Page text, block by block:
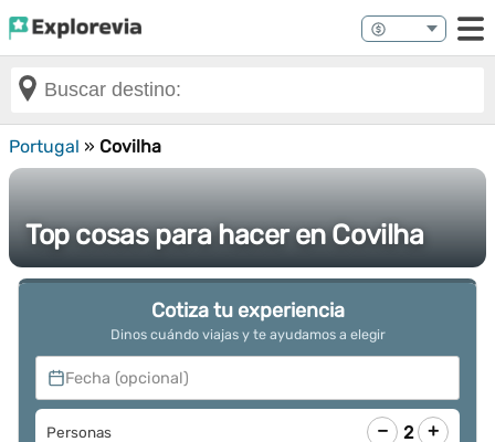
Portugal » Covilha
Top cosas para hacer en Covilha
Cotiza tu experiencia
Dinos cuándo viajas y te ayudamos a elegir
Fecha (opcional)
Personas − 2 +